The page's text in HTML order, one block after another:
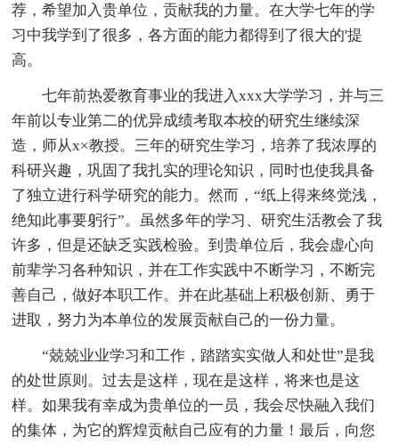
荐，希望加入贵单位，贡献我的力量。在大学七年的学
习中我学到了很多，各方面的能力都得到了很大的'提
高。
七年前热爱教育事业的我进入xxx大学学习，并与三
年前以专业第二的优异成绩考取本校的研究生继续深
造，师从x×教授。三年的研究生学习，培养了我浓厚的
科研兴趣，巩固了我扎实的理论知识，同时也使我具备
了独立进行科学研究的能力。然而，“纸上得来终觉浅，
绝知此事要躬行”。虽然多年的学习、研究生活教会了我
许多，但是还缺乏实践检验。到贵单位后，我会虚心向
前辈学习各种知识，并在工作实践中不断学习，不断完
善自己，做好本职工作。并在此基础上积极创新、勇于
进取，努力为本单位的发展贡献自己的一份力量。
“兢兢业业学习和工作，踏踏实实做人和处世”是我
的处世原则。过去是这样，现在是这样，将来也是这
样。如果我有幸成为贵单位的一员，我会尽快融入我们
的集体，为它的辉煌贡献自己应有的力量！最后，向您